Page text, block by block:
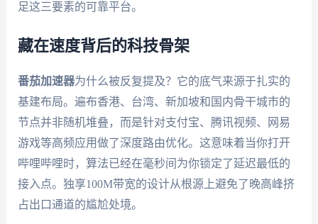
足这三要素的可靠平台。
藏在速度背后的科技骨架
番茄加速器为什么被反复提及？它的底气来源于扎实的
基建布局。遍布香港、台湾、新加坡和国内骨干城市的
节点并非随机堆叠，而是针对支付宝、腾讯视频、网易
游戏等高频应用做了深度路由优化。这意味着当你打开
哔哩哔哩时，算法已经在毫秒间为你锁定了延迟最低的
接入点。独享100M带宽的设计从根源上避免了晚高峰挤
占出口通道的尴尬处境。